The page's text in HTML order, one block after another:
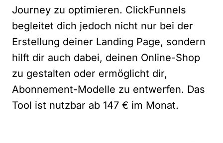
Journey zu optimieren. ClickFunnels
begleitet dich jedoch nicht nur bei der
Erstellung deiner Landing Page, sondern
hilft dir auch dabei, deinen Online-Shop
zu gestalten oder ermöglicht dir,
Abonnement-Modelle zu entwerfen. Das
Tool ist nutzbar ab 147 € im Monat.